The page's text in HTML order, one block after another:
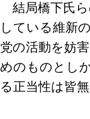
結局橋下氏ら
している維新
党の活動を妨
めのものとし
る正当性は皆